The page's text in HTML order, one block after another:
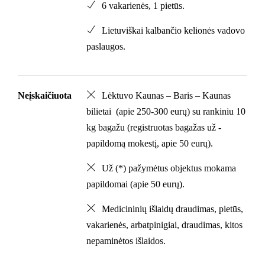
6 vakarienės, 1 pietūs.
Lietuviškai kalbančio kelionės vadovo
paslaugos.
Neįskaičiuota
Lėktuvo Kaunas – Baris – Kaunas
bilietai (apie 250-300 eurų) su rankiniu 10
kg bagažu (registruotas bagažas už -
papildomą mokestį, apie 50 eurų).
Už (*) pažymėtus objektus mokama
papildomai (apie 50 eurų).
Medicininių išlaidų draudimas, pietūs,
vakarienės, arbatpinigiai, draudimas, kitos
nepaminėtos išlaidos.